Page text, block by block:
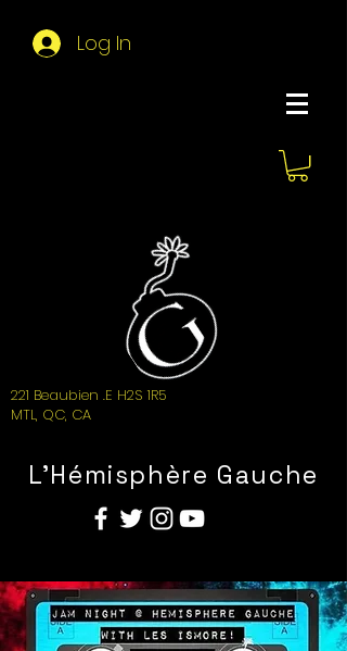
Log In
221 Beaubien .E H2S 1R5
MTL, QC, CA
L'Hémisphère Gauche